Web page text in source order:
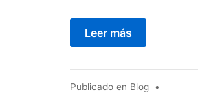
Leer más
Publicado en Blog •